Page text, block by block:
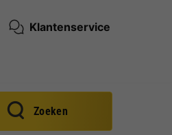
Klantenservice
Zoeken